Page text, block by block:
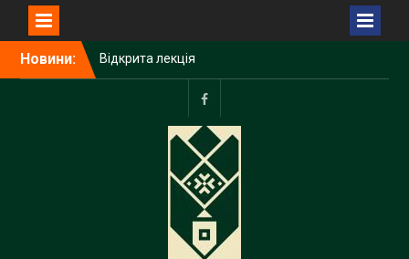
Новини:
Відкрита лекція
Пшемислава Макаровича
(Przemysław Makarowicz)
– відомого польського
археолога, доктора
габілітованого,
професора Інституту
доісторії Університету
імені Адама Міцкевича в
Познані (Республіка
Польща) на тему «Bukivna.
facebook